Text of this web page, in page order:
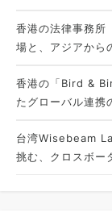
香港の法律事務所
場と、アジアから
香港の「Bird &
たグローバル連携
台湾Wisebeam
挑む、クロスボー